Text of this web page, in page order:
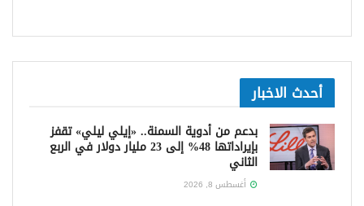
أحدث الاخبار
بدعم من أدوية السمنة.. «إيلي ليلي» تقفز
بإيراداتها 48% إلى 23 مليار دولار في الربع
الثاني
أغسطس 8, 2026